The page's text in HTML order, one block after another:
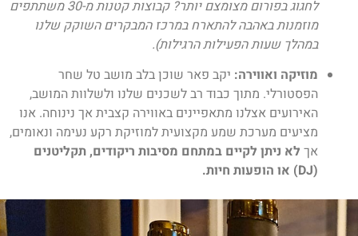
לחגוג בפורום מצומצם יותר? קבוצות קטנות מ-30 משתתפים
מוזמנות באהבה להתארח במרכז המבקרים השוקק שלנו
במהלך שעות הפעילות הרגילות).
מוזיקה ואווירה: יקב פאר שוכן בלב מושב טל שחר
הפסטורלי. מתוך כבוד רב לשכנים שלנו ולשלוות המושב,
האירועים אצלנו מתאפיינים באווירה קצבית אך נינוחה. אנו
מציעים מערכת שמע מקצועית למוזיקת רקע נעימה ונאומים,
אך לא ניתן לקיים במתחם מסיבות ריקודים, תקליטנים
(DJ) או הופעות חיות.